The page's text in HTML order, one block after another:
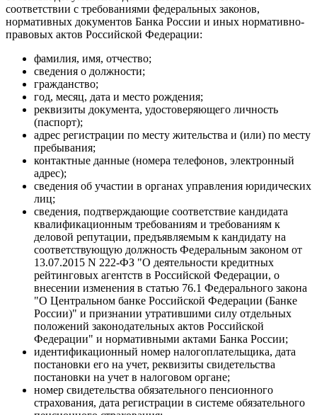
соответствии с требованиями федеральных законов,
нормативных документов Банка России и иных нормативно-
правовых актов Российской Федерации:
фамилия, имя, отчество;
сведения о должности;
гражданство;
год, месяц, дата и место рождения;
реквизиты документа, удостоверяющего личность
(паспорт);
адрес регистрации по месту жительства и (или) по месту
пребывания;
контактные данные (номера телефонов, электронный
адрес);
сведения об участии в органах управления юридических
лиц;
сведения, подтверждающие соответствие кандидата
квалификационным требованиям и требованиям к
деловой репутации, предъявляемым к кандидату на
соответствующую должность Федеральным законом от
13.07.2015 N 222-ФЗ "О деятельности кредитных
рейтинговых агентств в Российской Федерации, о
внесении изменения в статью 76.1 Федерального закона
"О Центральном банке Российской Федерации (Банке
России)" и признании утратившими силу отдельных
положений законодательных актов Российской
Федерации" и нормативными актами Банка России;
идентификационный номер налогоплательщика, дата
постановки его на учет, реквизиты свидетельства
постановки на учет в налоговом органе;
номер свидетельства обязательного пенсионного
страхования, дата регистрации в системе обязательного